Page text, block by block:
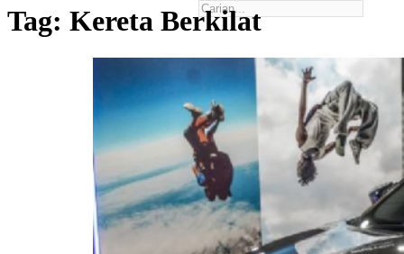
Tag: Kereta Berkilat